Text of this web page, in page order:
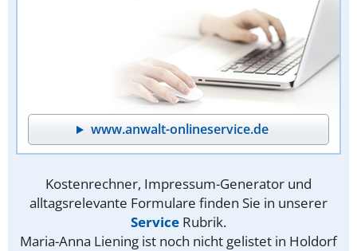
www.anwalt-onlineservice.de
Kostenrechner, Impressum-Generator und
alltagsrelevante Formulare finden Sie in unserer
Service Rubrik.
Maria-Anna Liening ist noch nicht gelistet in Holdorf